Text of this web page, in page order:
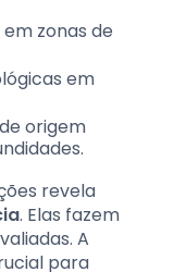
zonas de
em
origem
revela
. Elas fazem
A
para